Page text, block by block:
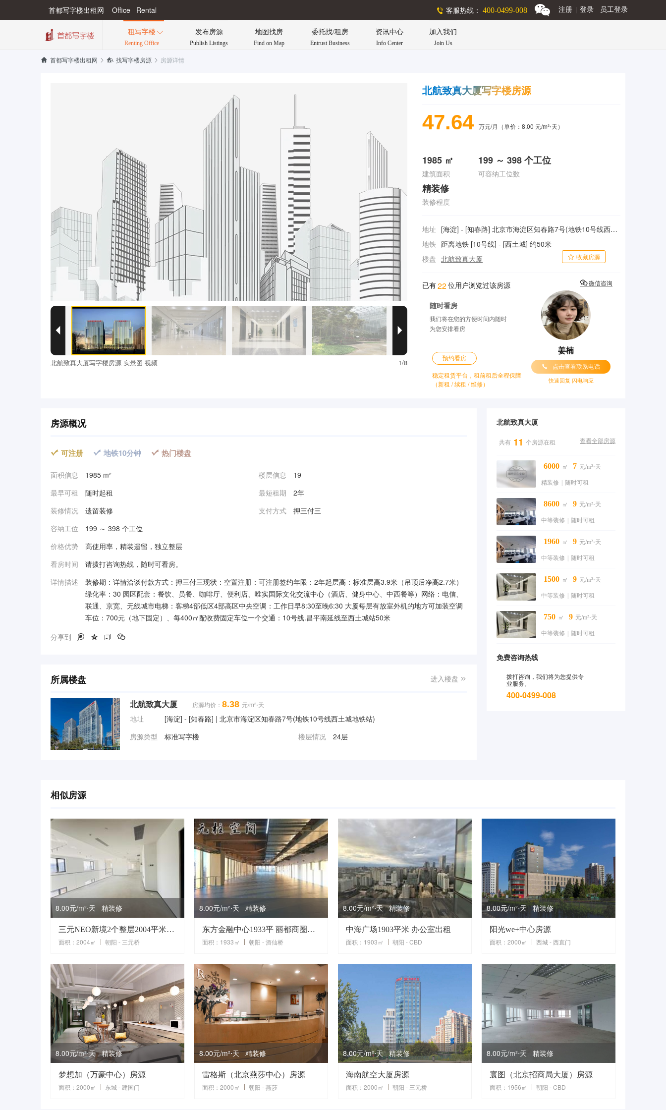
首都写字楼出租网 Office Rental 客服热线： 400-0499-008 注册 登录 员工登录
租写字楼
Renting Office
 发布房源
Publish Listings
地图找房
Find on Map
委托找/租房
Entrust Business
资讯中心
Info Center
加入我们
Join Us
 首都写字楼出租网   找写字楼房源  房源详情
 
北航致真大厦写字楼房源 实景图 视频 1/8
北航致真大厦写字楼房源
47.64 万元/月（单价：8.00 元/m²⋅天）
1985 ㎡
建筑面积
199 ～ 398 个工位
可容纳工位数
精装修
装修程度
地址 [海淀] - [知春路] 北京市海淀区知春路7号(地铁10号线西土城地铁站)
地铁 距离地铁 [10号线] - [西土城] 约50米
楼盘
北航致真大厦  收藏房源
已有22位用户浏览过该房源
随时看房
我们将在您的方便时间内随时
为您安排看房
预约看房
稳定租赁平台，租前租后全程保障
（新租 / 续租 / 维修）
姜楠
 点击查看联系电话
微信咨询
快速回复 闪电响应
房源概况
 可注册  地铁10分钟  热门楼盘
面积信息 1985 m² 楼层信息
19
最早可租
随时起租 最短租期
2年
装修情况
遗留装修 支付方式
押三付三
容纳工位
199 ～ 398 个工位
价格优势
高使用率，精装遗留，独立整层
看房时间
请拨打咨询热线，随时可看房。
详情描述
装修期：详情洽谈付款方式：押三付三现状：空置注册：可注册签约年限：2年起层高：标准层高3.9米（吊顶后净高2.7米）
绿化率：30 园区配套：餐饮、员餐、咖啡厅、便利店、唯实国际文化交流中心（酒店、健身中心、中西餐等）网络：电信、
联通、京宽、无线城市电梯：客梯4部低区4部高区中央空调：工作日早8:30至晚6:30 大厦每层有放室外机的地方可加装空调
车位：700元（地下固定）、每400㎡配收费固定车位一个交通：10号线.昌平南延线至西土城站50米
分享到
   
所属楼盘 进入楼盘 
北航致真大厦 房源均价： 8.38 元/m²⋅天
地址
[海淀] - [知春路] | 北京市海淀区知春路7号(地铁10号线西土城地铁站)
房源类型
标准写字楼 楼层情况 24层
北航致真大厦
共有 11 个房源在租 查看全部房源
6000 ㎡ 7 元/m²⋅天
精装修 随时可租
8600 ㎡ 9 元/m²⋅天
中等装修 随时可租
1960 ㎡ 9 元/m²⋅天
中等装修 随时可租
1500 ㎡ 9 元/m²⋅天
中等装修 随时可租
750 ㎡ 9 元/m²⋅天
中等装修 随时可租
免费咨询热线
拨打咨询，我们将为您提供专
业服务。
400-0499-008
相似房源
8.00元/m²⋅天 精装修
三元NEO新境2个整层2004平米精致办公三元桥办公室出租
面积：2004㎡
朝阳 - 三元桥
8.00元/m²⋅天 精装修
东方金融中心1933平 丽都商圈核心超甲写字楼 商业配套齐全
面积：1933㎡
朝阳 - 酒仙桥
8.00元/m²⋅天 精装修
中海广场1903平米 办公室出租
面积：1903㎡
朝阳 - CBD
8.00元/m²⋅天 精装修
阳光we+中心房源
面积：2000㎡
西城 - 西直门
8.00元/m²⋅天 精装修
梦想加（万豪中心）房源
面积：2000㎡
东城 - 建国门
8.00元/m²⋅天 精装修
雷格斯（北京燕莎中心）房源
面积：2000㎡
朝阳 - 燕莎
8.00元/m²⋅天 精装修
海南航空大厦房源
面积：2000㎡
朝阳 - 三元桥
8.00元/m²⋅天 精装修
寰图（北京招商局大厦）房源
面积：1956㎡
朝阳 - CBD